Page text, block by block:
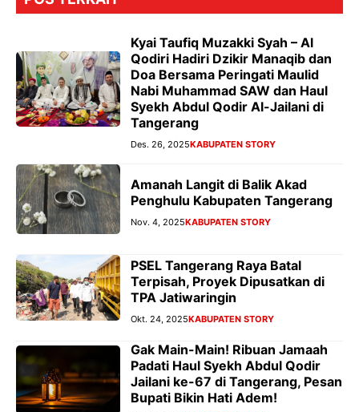
Kyai Taufiq Muzakki Syah – Al
Qodiri Hadiri Dzikir Manaqib dan
Doa Bersama Peringati Maulid
Nabi Muhammad SAW dan Haul
Syekh Abdul Qodir Al-Jailani di
Tangerang
Des. 26, 2025KABUPATEN STORY
Amanah Langit di Balik Akad
Penghulu Kabupaten Tangerang
Nov. 4, 2025KABUPATEN STORY
PSEL Tangerang Raya Batal
Terpisah, Proyek Dipusatkan di
TPA Jatiwaringin
Okt. 24, 2025KABUPATEN STORY
Gak Main-Main! Ribuan Jamaah
Padati Haul Syekh Abdul Qodir
Jailani ke-67 di Tangerang, Pesan
Bupati Bikin Hati Adem!